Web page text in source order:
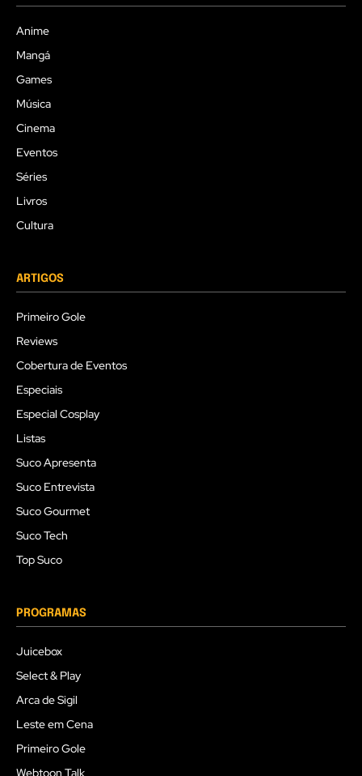
Anime
Mangá
Games
Música
Cinema
Eventos
Séries
Livros
Cultura
ARTIGOS
Primeiro Gole
Reviews
Cobertura de Eventos
Especiais
Especial Cosplay
Listas
Suco Apresenta
Suco Entrevista
Suco Gourmet
Suco Tech
Top Suco
PROGRAMAS
Juicebox
Select & Play
Arca de Sigil
Leste em Cena
Primeiro Gole
Webtoon Talk